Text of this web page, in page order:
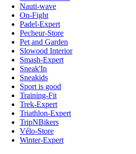
Nauti-wave
On-Fight
Padel-Expert
Pecheur-Store
Pet and Garden
Slowood Interior
Smash-Expert
Sneak'In
Sneakids
Sport is good
Training-Fit
Trek-Expert
Triathlon-Expert
TripNBikers
Vélo-Store
Winter-Expert